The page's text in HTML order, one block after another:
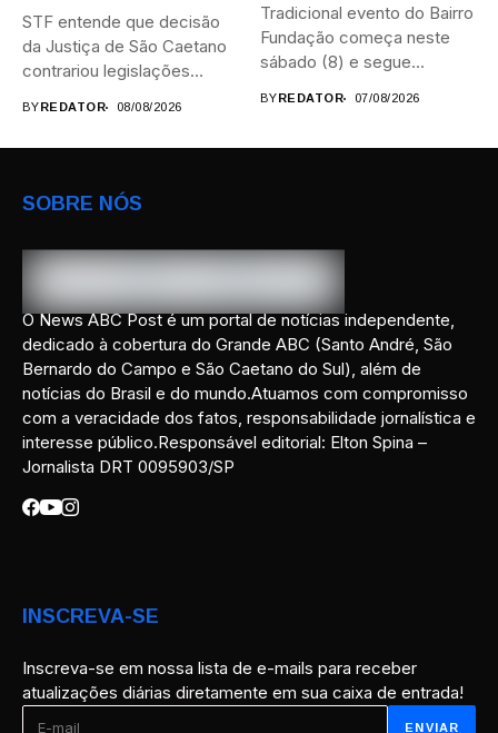
STF entende que decisão
da Justiça de São Caetano
contrariou legislações
BY REDATOR 08/08/2026
Tradicional evento do Bairro
Fundação começa neste
sábado (8) e segue
BY REDATOR 07/08/2026
SOBRE NÓS
O News ABC Post é um portal de notícias independente,
dedicado à cobertura do Grande ABC (Santo André, São
Bernardo do Campo e São Caetano do Sul), além de
notícias do Brasil e do mundo.Atuamos com compromisso
com a veracidade dos fatos, responsabilidade jornalística e
interesse público.Responsável editorial: Elton Spina –
Jornalista DRT 0095903/SP
INSCREVA-SE
Inscreva-se em nossa lista de e-mails para receber
atualizações diárias diretamente em sua caixa de entrada!